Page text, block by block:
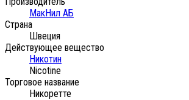
МакНил АБ
Страна
Швеция
Действующее вещество
Никотин
Nicotine
Торговое название
Никоретте